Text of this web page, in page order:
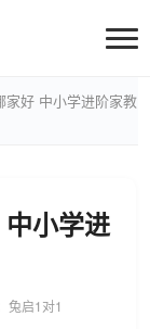
家好 中小学进阶家教
小学进
兔启1对1